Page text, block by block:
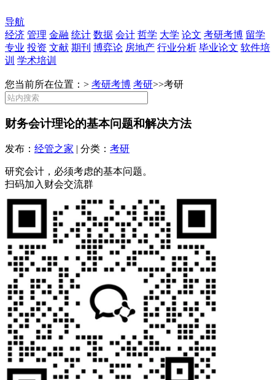
导航
经济 管理 金融 统计 数据 会计 哲学 大学 论文 考研考博 留学
专业 投资 文献 期刊 博弈论 房地产 行业分析 毕业论文 软件培
训 学术培训
您当前所在位置：> 考研考博 考研>>考研
财务会计理论的基本问题和解决方法
发布： 经管之家 | 分类： 考研
研究会计，必须考虑的基本问题。
扫码加入财会交流群